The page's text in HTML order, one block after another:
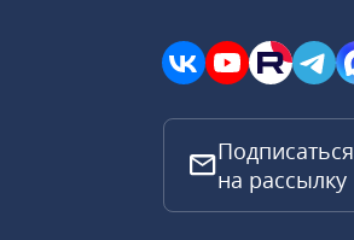
Подписаться
на рассылку